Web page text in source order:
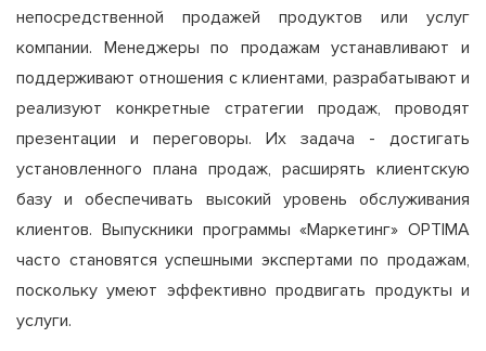
непосредственной продажей продуктов или услуг
компании. Менеджеры по продажам устанавливают и
поддерживают отношения с клиентами, разрабатывают и
реализуют конкретные стратегии продаж, проводят
презентации и переговоры. Их задача - достигать
установленного плана продаж, расширять клиентскую
базу и обеспечивать высокий уровень обслуживания
клиентов. Выпускники программы «Маркетинг» OPTIMA
часто становятся успешными экспертами по продажам,
поскольку умеют эффективно продвигать продукты и
услуги.